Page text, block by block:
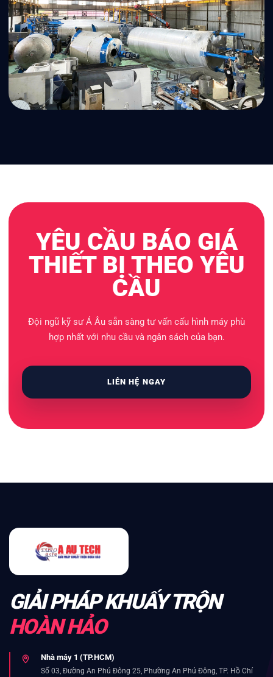
YÊU CẦU BÁO GIÁ
THIẾT BỊ THEO YÊU
CẦU
Đội ngũ kỹ sư Á Âu sẵn sàng tư vấn cấu hình máy phù
hợp nhất với nhu cầu và ngân sách của bạn.
LIÊN HỆ NGAY
GIẢI PHÁP KHUẤY TRỘN
HOÀN HẢO
Nhà máy 1 (TP.HCM)
Số 03, Đường An Phú Đông 25, Phường An Phú Đông, TP. Hồ Chí